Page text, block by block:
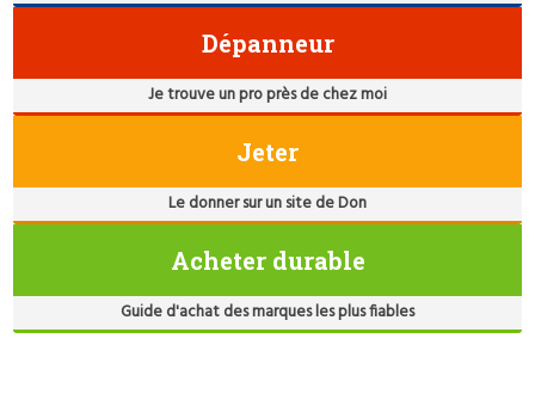
Dépanneur
Je trouve un pro près de chez moi
Jeter
Le donner sur un site de Don
Acheter durable
Guide d'achat des marques les plus fiables